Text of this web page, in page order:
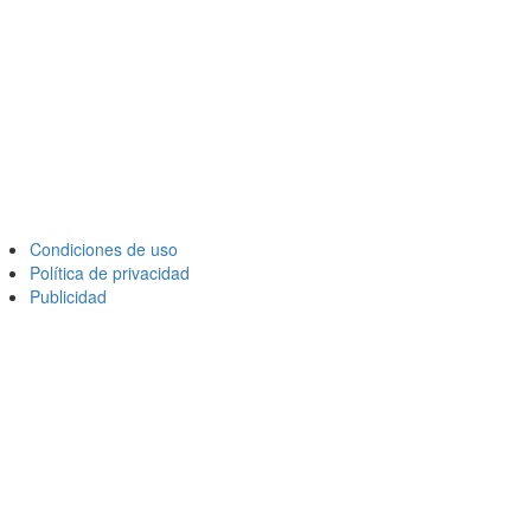
Condiciones de uso
Política de privacidad
Publicidad